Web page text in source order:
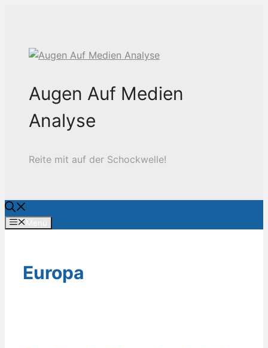
Augen Auf Medien
Analyse
Reite mit auf der Schockwelle!
Menü
Europa